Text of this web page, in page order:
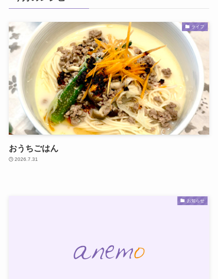
ライフ
おうちごはん
2026.7.31
お知らせ